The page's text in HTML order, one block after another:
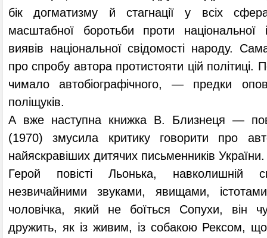
бік догматизму й стагнації у всіх
масштабної боротьби проти національної
виявів національної свідомості народу.
про спробу автора протистояти цій політиці.
чимало автобіографічного, — предки
поліщуків.
А вже наступна книжка В. Близнеця —
(1970) змусила критику говорити про
найяскравіших дитячих письменників України.
Герой повісті Льонька, навколишній
незвичайними звуками, явищами,
чоловічка, який не боїться Сопухи, він
дружить, як із живим, із собакою Рексом,